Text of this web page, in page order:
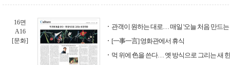
16면
A16
[문화]
관객이 원하는 대로… 매일 '오늘 처음 만드는
[一事一言] 영화관에서 휴식
먹 위에 色을 쓴다… 옛 방식으로 그리는 새